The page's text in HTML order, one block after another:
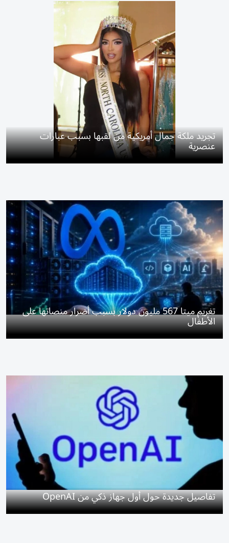
تجريد ملكة جمال أمريكية من لقبها بسبب عبارات
عنصرية
تغريم ميتا 567 مليون دولار بسبب أضرار منصاتها على
الأطفال
تفاصيل جديدة حول أول جهاز ذكي من OpenAI